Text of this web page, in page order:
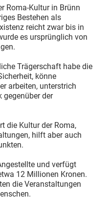
Roma-Kultur in Brünn
Bestehen als
reicht zwar bis in
es ursprünglich von
Trägerschaft habe die
könne
arbeiten, unterstrich
gegenüber der
die Kultur der Roma,
hilft aber auch
und verfügt
12 Millionen Kronen.
die Veranstaltungen